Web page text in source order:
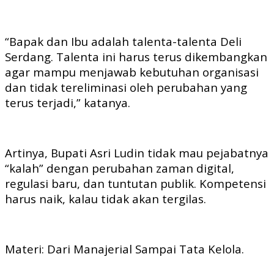
“Bapak dan Ibu adalah talenta-talenta Deli
Serdang. Talenta ini harus terus dikembangkan
agar mampu menjawab kebutuhan organisasi
dan tidak tereliminasi oleh perubahan yang
terus terjadi,” katanya.
Artinya, Bupati Asri Ludin tidak mau pejabatnya
“kalah” dengan perubahan zaman digital,
regulasi baru, dan tuntutan publik. Kompetensi
harus naik, kalau tidak akan tergilas.
Materi: Dari Manajerial Sampai Tata Kelola.